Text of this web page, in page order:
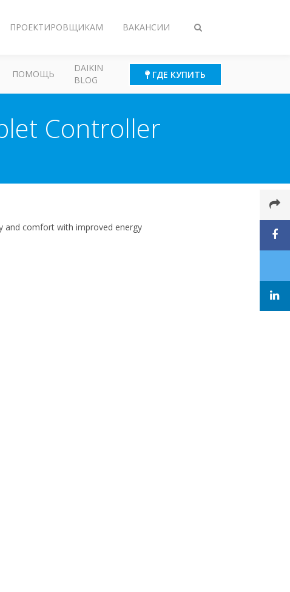
Переключить
ПРОЕКТИРОВЩИКАМ ВАКАНСИИ
ПОМОЩЬ
DAIKIN
BLOG
ГДЕ КУПИТЬ
Controller
and comfort with improved energy